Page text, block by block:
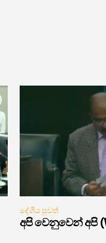
දේශීය පුවත්
අපි වෙනුවෙන් අපි